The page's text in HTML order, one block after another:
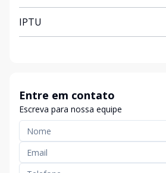
IPTU
Entre em contato
Escreva para nossa equipe